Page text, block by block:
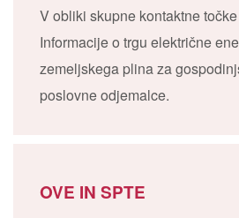
V obliki skupne kontaktne
Informacije o trgu električne
zemeljskega plina za
poslovne odjemalce.
OVE IN SPTE